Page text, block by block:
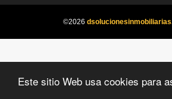
Este sitio Web usa cookies para
©2026